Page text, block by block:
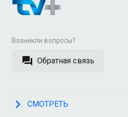
Возникли вопросы?
Обратная связь
СМОТРЕТЬ